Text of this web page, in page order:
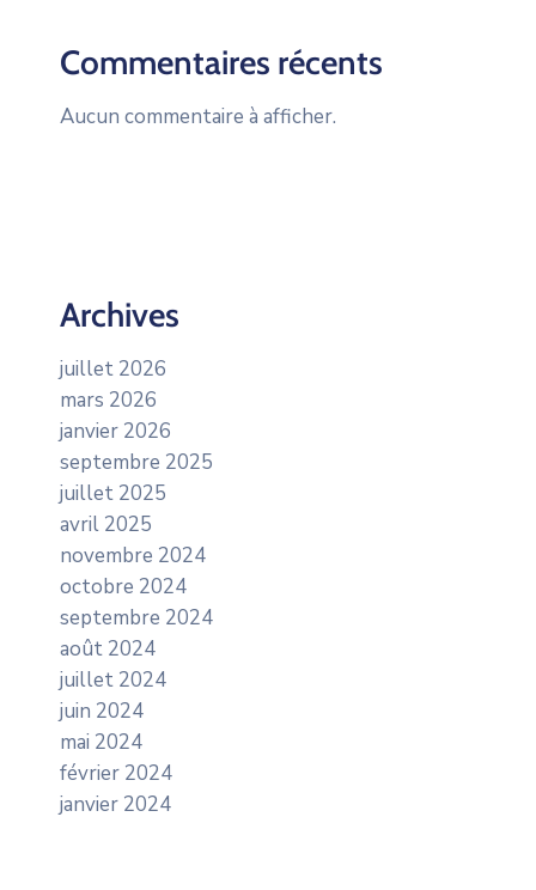
Commentaires récents
Aucun commentaire à afficher.
Archives
juillet 2026
mars 2026
janvier 2026
septembre 2025
juillet 2025
avril 2025
novembre 2024
octobre 2024
septembre 2024
août 2024
juillet 2024
juin 2024
mai 2024
février 2024
janvier 2024